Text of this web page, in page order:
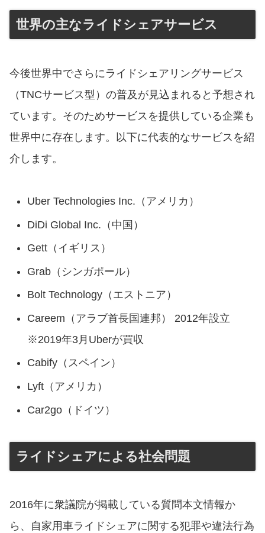
世界の主なライドシェアサービス
今後世界中でさらにライドシェアリングサービス
（TNCサービス型）の普及が見込まれると予想され
ています。そのためサービスを提供している企業も
世界中に存在します。以下に代表的なサービスを紹
介します。
Uber Technologies Inc.（アメリカ）
DiDi Global Inc.（中国）
Gett（イギリス）
Grab（シンガポール）
Bolt Technology（エストニア）
Careem（アラブ首長国連邦） 2012年設立
※2019年3月Uberが買収
Cabify（スペイン）
Lyft（アメリカ）
Car2go（ドイツ）
ライドシェアによる社会問題
2016年に衆議院が掲載している質問本文情報か
ら、自家用車ライドシェアに関する犯罪や違法行為